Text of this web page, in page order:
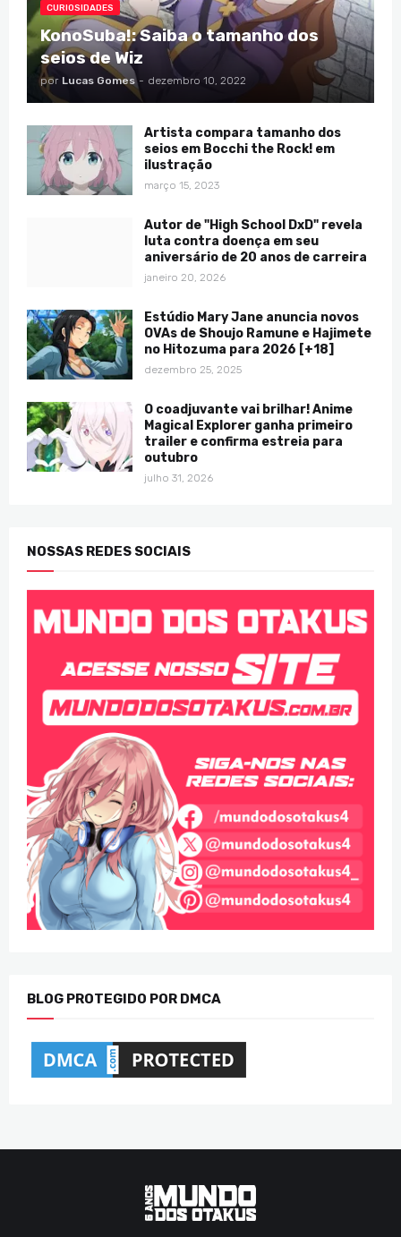
CURIOSIDADES
KonoSuba!: Saiba o tamanho dos
seios de Wiz
por Lucas Gomes - dezembro 10, 2022
Artista compara tamanho dos
seios em Bocchi the Rock! em
ilustração
março 15, 2023
Autor de "High School DxD" revela
luta contra doença em seu
aniversário de 20 anos de carreira
janeiro 20, 2026
Estúdio Mary Jane anuncia novos
OVAs de Shoujo Ramune e Hajimete
no Hitozuma para 2026 [+18]
dezembro 25, 2025
O coadjuvante vai brilhar! Anime
Magical Explorer ganha primeiro
trailer e confirma estreia para
outubro
julho 31, 2026
NOSSAS REDES SOCIAIS
BLOG PROTEGIDO POR DMCA